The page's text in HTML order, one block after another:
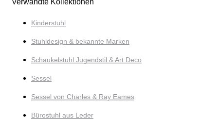
Kinderstuhl
Stuhldesign & bekannte Marken
Schaukelstuhl Jugendstil & Art Deco
Sessel
Sessel von Charles & Ray Eames
Bürostuhl aus Leder